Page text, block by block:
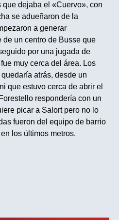
dejaba el «Cuervo», con
se adueñaron de la
a generar
un centro de Busse que
por una jugada de
muy cerca del área. Los
atrás, desde un
que estuvo cerca de abrir el
respondería con un
picar a Salort pero no lo
fueron del equipo de barrio
los últimos metros.